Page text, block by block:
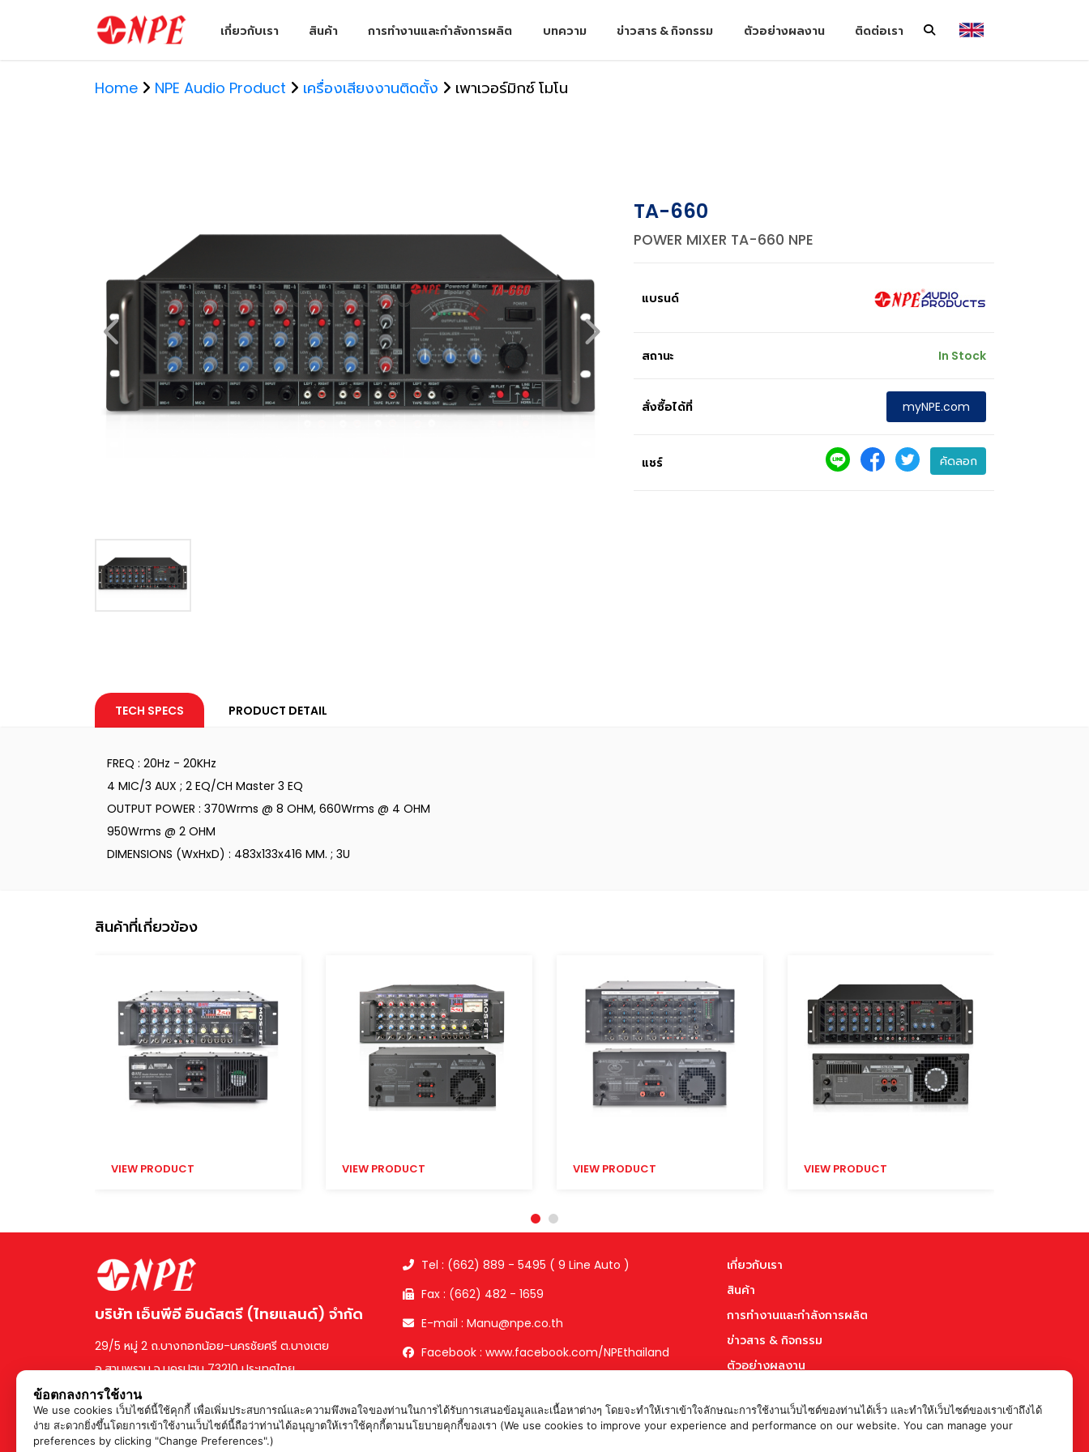
เกี่ยวกับเรา สินค้า การทำงานและกำลังการผลิต บทความ ข่าวสาร & กิจกรรม ตัวอย่างผลงาน ติดต่อเรา
Home NPE Audio Product เครื่องเสียงงานติดตั้ง เพาเวอร์มิกซ์ โมโน
TA-660
POWER MIXER TA-660 NPE
แบรนด์
สถานะ In Stock
สั่งซื้อได้ที่ myNPE.com
แชร์ คัดลอก
TECH SPECS PRODUCT DETAIL
FREQ : 20Hz - 20KHz
4 MIC/3 AUX ; 2 EQ/CH Master 3 EQ
OUTPUT POWER : 370Wrms @ 8 OHM, 660Wrms @ 4 OHM
950Wrms @ 2 OHM
DIMENSIONS (WxHxD) : 483x133x416 MM. ; 3U
สินค้าที่เกี่ยวข้อง
VIEW PRODUCT VIEW PRODUCT VIEW PRODUCT VIEW PRODUCT
บริษัท เอ็นพีอี อินดัสตรี (ไทยแลนด์) จำกัด
29/5 หมู่ 2 ถ.บางกอกน้อย-นครชัยศรี ต.บางเตย
อ.สามพราน จ.นครปฐม 73210 ประเทศไทย
Tel : (662) 889 - 5495 ( 9 Line Auto )
Fax : (662) 482 - 1659
E-mail : Manu@npe.co.th
Facebook : www.facebook.com/NPEthailand
เกี่ยวกับเรา
สินค้า
การทำงานและกำลังการผลิต
ข่าวสาร & กิจกรรม
ตัวอย่างผลงาน
ร่วมงานกับเรา
ข้อตกลงการใช้งาน
We use cookies เว็บไซต์นี้ใช้คุกกี้ เพื่อเพิ่มประสบการณ์และความพึงพอใจของท่านในการได้รับการเสนอข้อมูลและเนื้อหาต่างๆ โดยจะทำให้เราเข้าใจลักษณะการใช้งานเว็บไซต์ของท่านได้เร็ว และทำให้เว็บไซต์ของเราเข้าถึงได้
ง่าย สะดวกยิ่งขึ้นโดยการเข้าใช้งานเว็บไซต์นี้ถือว่าท่านได้อนุญาตให้เราใช้คุกกี้ตามนโยบายคุกกี้ของเรา (We use cookies to improve your experience and performance on our website. You can manage your
preferences by clicking "Change Preferences".)